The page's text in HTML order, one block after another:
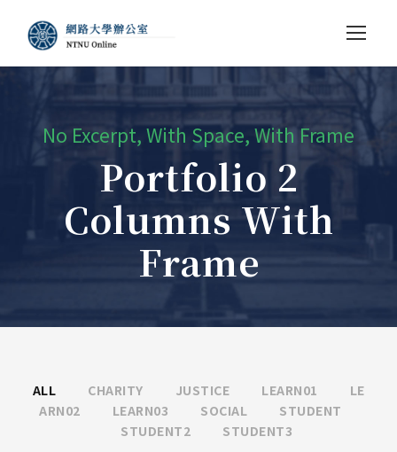
No Excerpt, With Space, With Frame
Portfolio 2
Columns With
Frame
ALL CHARITY JUSTICE LEARN01
LE
ARN02
LEARN03 SOCIAL
STUDENT
STUDENT2
STUDENT3